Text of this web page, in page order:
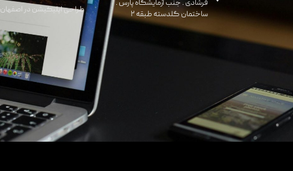
فرشادی . جنب آزمایشگاه پارس .
ساختمان گلدسته طبقه ۲
طراحی اپلیکیشن در اصفهان